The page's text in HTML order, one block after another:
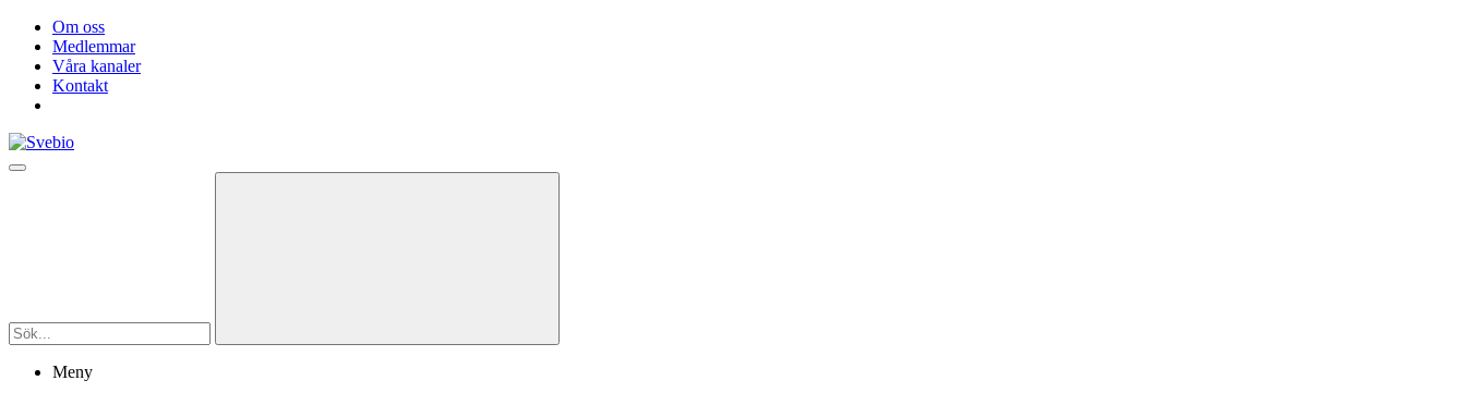
Om oss
Medlemmar
Våra kanaler
Kontakt
Meny